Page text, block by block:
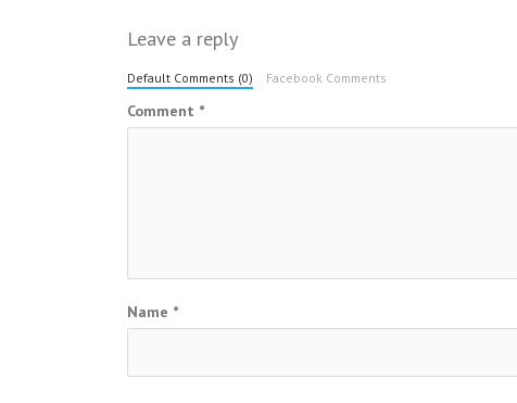
Leave a reply
Default Comments (0) Facebook Comments
Comment *
Name *